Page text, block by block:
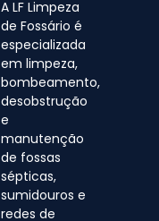
A LF Limpeza
de Fossário é
especializada
em limpeza,
bombeamento,
desobstrução
e
manutenção
de fossas
sépticas,
sumidouros e
redes de